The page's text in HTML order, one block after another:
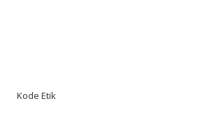
Kode Etik